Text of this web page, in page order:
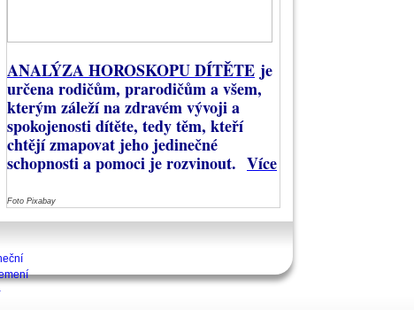
ANALÝZA HOROSKOPU DÍTĚTE je
určena rodičům, prarodičům a všem,
kterým záleží na zdravém vývoji a
spokojenosti dítěte, tedy těm, kteří
chtějí zmapovat jeho jedinečné
schopnosti a pomoci je rozvinout. Více
Foto Pixabay